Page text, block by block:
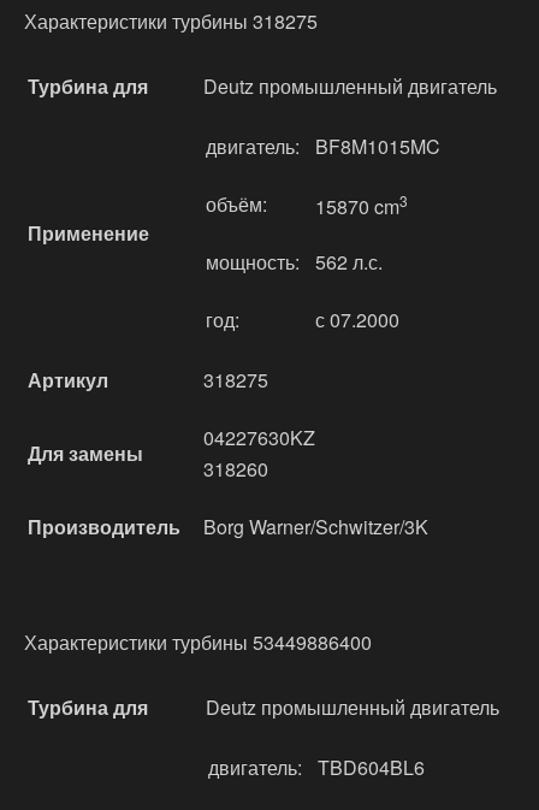
Характеристики турбины 318275
Турбина для Deutz промышленный двигатель
Применение
двигатель: BF8M1015MC
объём: 15870 cm3
мощность: 562 л.с.
год: с 07.2000
Артикул 318275
Для замены
04227630KZ
318260
Производитель Borg Warner/Schwitzer/3K
Характеристики турбины 53449886400
Турбина для Deutz промышленный двигатель
двигатель: TBD604BL6